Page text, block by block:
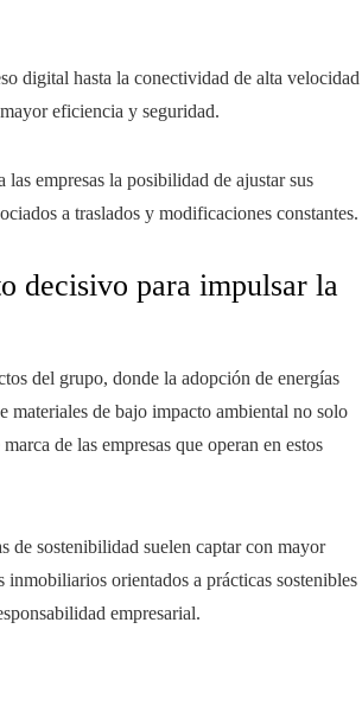
digital hasta la conectividad de alta velocidad
eficiencia y seguridad.
empresas la posibilidad de ajustar sus
a traslados y modificaciones constantes.
decisivo para impulsar la
del grupo, donde la adopción de energías
materiales de bajo impacto ambiental no solo
de las empresas que operan en estos
de sostenibilidad suelen captar con mayor
orientados a prácticas sostenibles
empresarial.